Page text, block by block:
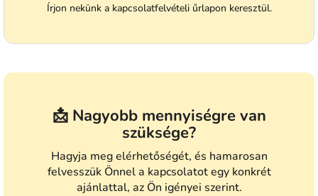
Írjon nekünk a kapcsolatfelvételi űrlapon keresztül.
📩 Nagyobb mennyiségre van
szüksége?
Hagyja meg elérhetőségét, és hamarosan
felvesszük Önnel a kapcsolatot egy konkrét
ajánlattal, az Ön igényei szerint.